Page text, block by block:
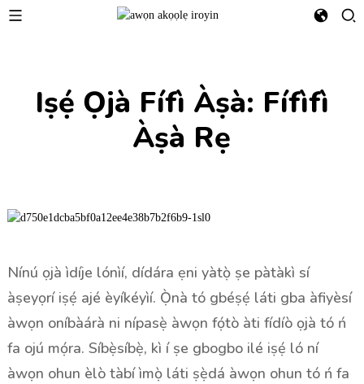
Iṣẹ́ Ọjà Fífì Àṣà: Fífìfì
Àṣà Rẹ
Nínú ọjà ìdíje lónìí, dídára ẹni yàtọ̀ ṣe pàtàkì sí
àṣeyọrí iṣẹ́ ajé èyíkéyìí. Ọ̀nà tó gbéṣẹ́ láti gba àfiyèsí
àwọn oníbàárà ni nípasẹ̀ àwọn fọ́tò àti fídíò ọjà tó ń
fa ojú mọ́ra. Síbẹ̀síbẹ̀, kì í ṣe gbogbo ilé iṣẹ́ ló ní
àwọn ohun èlò tàbí ìmọ̀ láti ṣẹ̀dá àwọn ohun tó ń fa